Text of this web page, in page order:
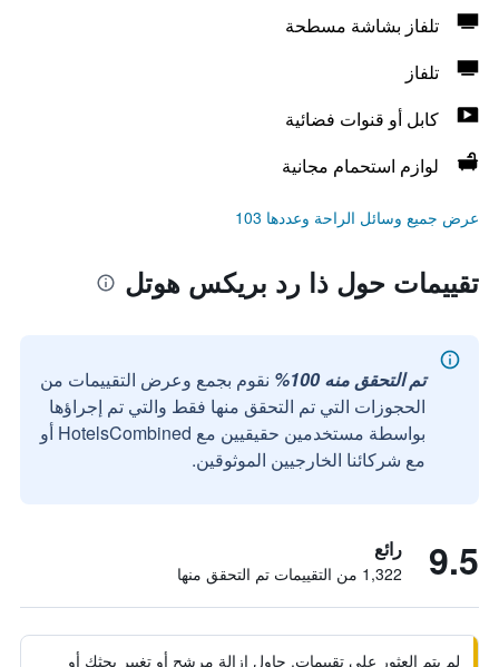
تلفاز بشاشة مسطحة
تلفاز
كابل أو قنوات فضائية
لوازم استحمام مجانية
عرض جميع وسائل الراحة وعددها 103
تقييمات حول ذا رد بريكس هوتل
تم التحقق منه 100%
نقوم بجمع وعرض التقييمات من
الحجوزات التي تم التحقق منها فقط والتي تم إجراؤها
بواسطة مستخدمين حقيقيين مع HotelsCombined أو
مع شركائنا الخارجيين الموثوقين.
9.5 رائع
1,322 من التقييمات تم التحقق منها
لم يتم العثور على تقييمات. حاول إزالة مرشح أو تغيير بحثك أو